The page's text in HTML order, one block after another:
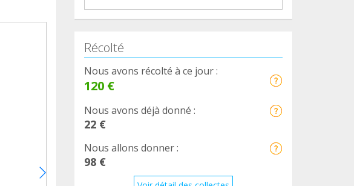
Récolté
Nous avons récolté à ce jour :
120 €
Nous avons déjà donné :
22 €
Nous allons donner :
98 €